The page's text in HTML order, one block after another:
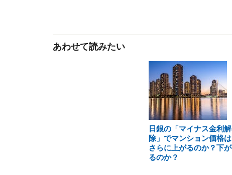
あわせて読みたい
日銀の「マイナス金利解
除」でマンション価格は
さらに上がるのか？下が
るのか？